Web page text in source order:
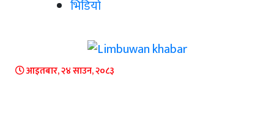
भिडियो
आइतबार, २४ साउन, २०८३